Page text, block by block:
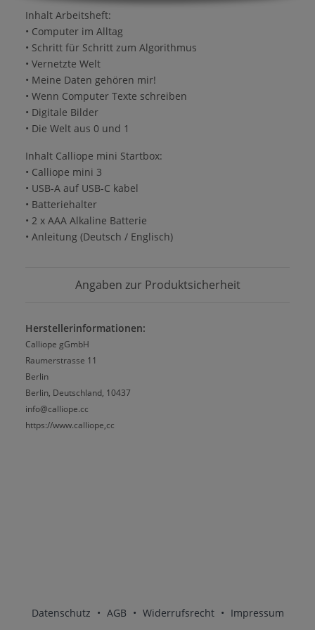
Inhalt Arbeitsheft:
• Computer im Alltag
• Schritt für Schritt zum Algorithmus
• Vernetzte Welt
• Meine Daten gehören mir!
• Wenn Computer Texte schreiben
• Digitale Bilder
• Die Welt aus 0 und 1
Inhalt Calliope mini Startbox:
• Calliope mini 3
• USB-A auf USB-C kabel
• Batteriehalter
• 2 x AAA Alkaline Batterie
• Anleitung (Deutsch / Englisch)
Angaben zur Produktsicherheit
Herstellerinformationen:
Calliope gGmbH
Raumerstrasse 11
Berlin
Berlin, Deutschland, 10437
info@calliope.cc
https://www.calliope,cc
Datenschutz • AGB • Widerrufsrecht • Impressum